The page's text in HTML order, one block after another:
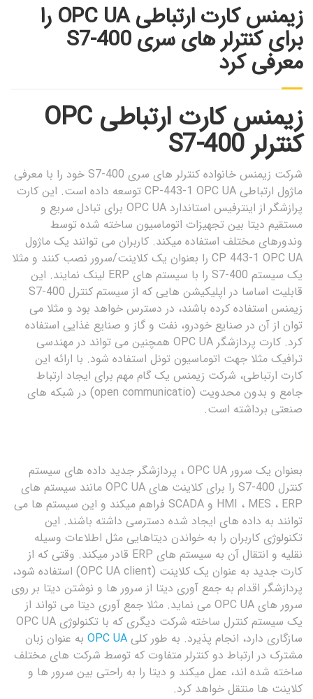
زیمنس کارت ارتباطی OPC UA را
برای کنترلر های سری S7-400
معرفی کرد
زیمنس کارت ارتباطی OPC
کنترلر S7-400
شرکت زیمنس خانواده کنترلر های سری S7-400 خود را با معرفی
ماژول ارتباطی CP-443-1 OPC UA توسعه داده است. این کارت
پرازشگر از اینترفیس استاندارد OPC UA برای تبادل سریع و
مستقیم دیتا بین تجهیزات اتوماسیون ساخته شده توسط
وندورهای مختلف استفاده میکند. کاربران می توانند یک ماژول
CP 443-1 OPC UA را بعنوان یک کلاینت/سرور نصب کنند و مثلا
یک سیستم S7-400 را با سیستم های ERP لینک نمایند. این
قابلیت اساسا در اپلیکیشن هایی که از سیستم کنترل S7-400
زیمنس استفاده کرده باشند، در دسترس خواهد بود و مثلا می
توان از آن در صنایع خودرو، نفت و گاز و صنایع غذایی استفاده
کرد. کارت پردازشگر OPC UA همچنین می تواند در مهندسی
ترافیک مثلا جهت اتوماسیون تونل استفاده شود. با ارائه این
کارت ارتباطی، شرکت زیمنس یک گام مهم برای ایجاد ارتباط
جامع و بدون محدویت (open communicatio) در شبکه های
صنعتی برداشته است.
بعنوان یک سرور OPC UA ، پردازشگر جدید داده های سیستم
کنترل S7-400 را برای کلاینت های OPC UA مانند سیستم های
HMI ، MES ، ERP و SCADA فراهم میکند و این سیستم ها می
توانند به داده های ایجاد شده دسترسی داشته باشند. این
تکنولوژی کاربران را به خواندن دیتاهایی مثل اطلاعات وسیله
نقلیه و انتقال آن به سیستم های ERP قادر میکند. وقتی که از
کارت جدید به عنوان یک کلاینت (OPC UA client) استفاده شود،
پردازشگر اقدام به جمع آوری دیتا از سرور ها و نوشتن دیتا بر روی
سرور های OPC UA می نماید. مثلا جمع آوری دیتا می تواند از
یک سیستم کنترل ساخته شرکت دیگری که با تکنولوژی OPC UA
سازگاری دارد، انجام پذیرد. به طور کلی OPC UA به عنوان زبان
مشترک در ارتباط دو کنترلر متفاوت که توسط شرکت های مختلف
ساخته شده اند، عمل میکند و دیتا را به راحتی بین سرور ها و
کلاینت ها منتقل خواهد کرد.